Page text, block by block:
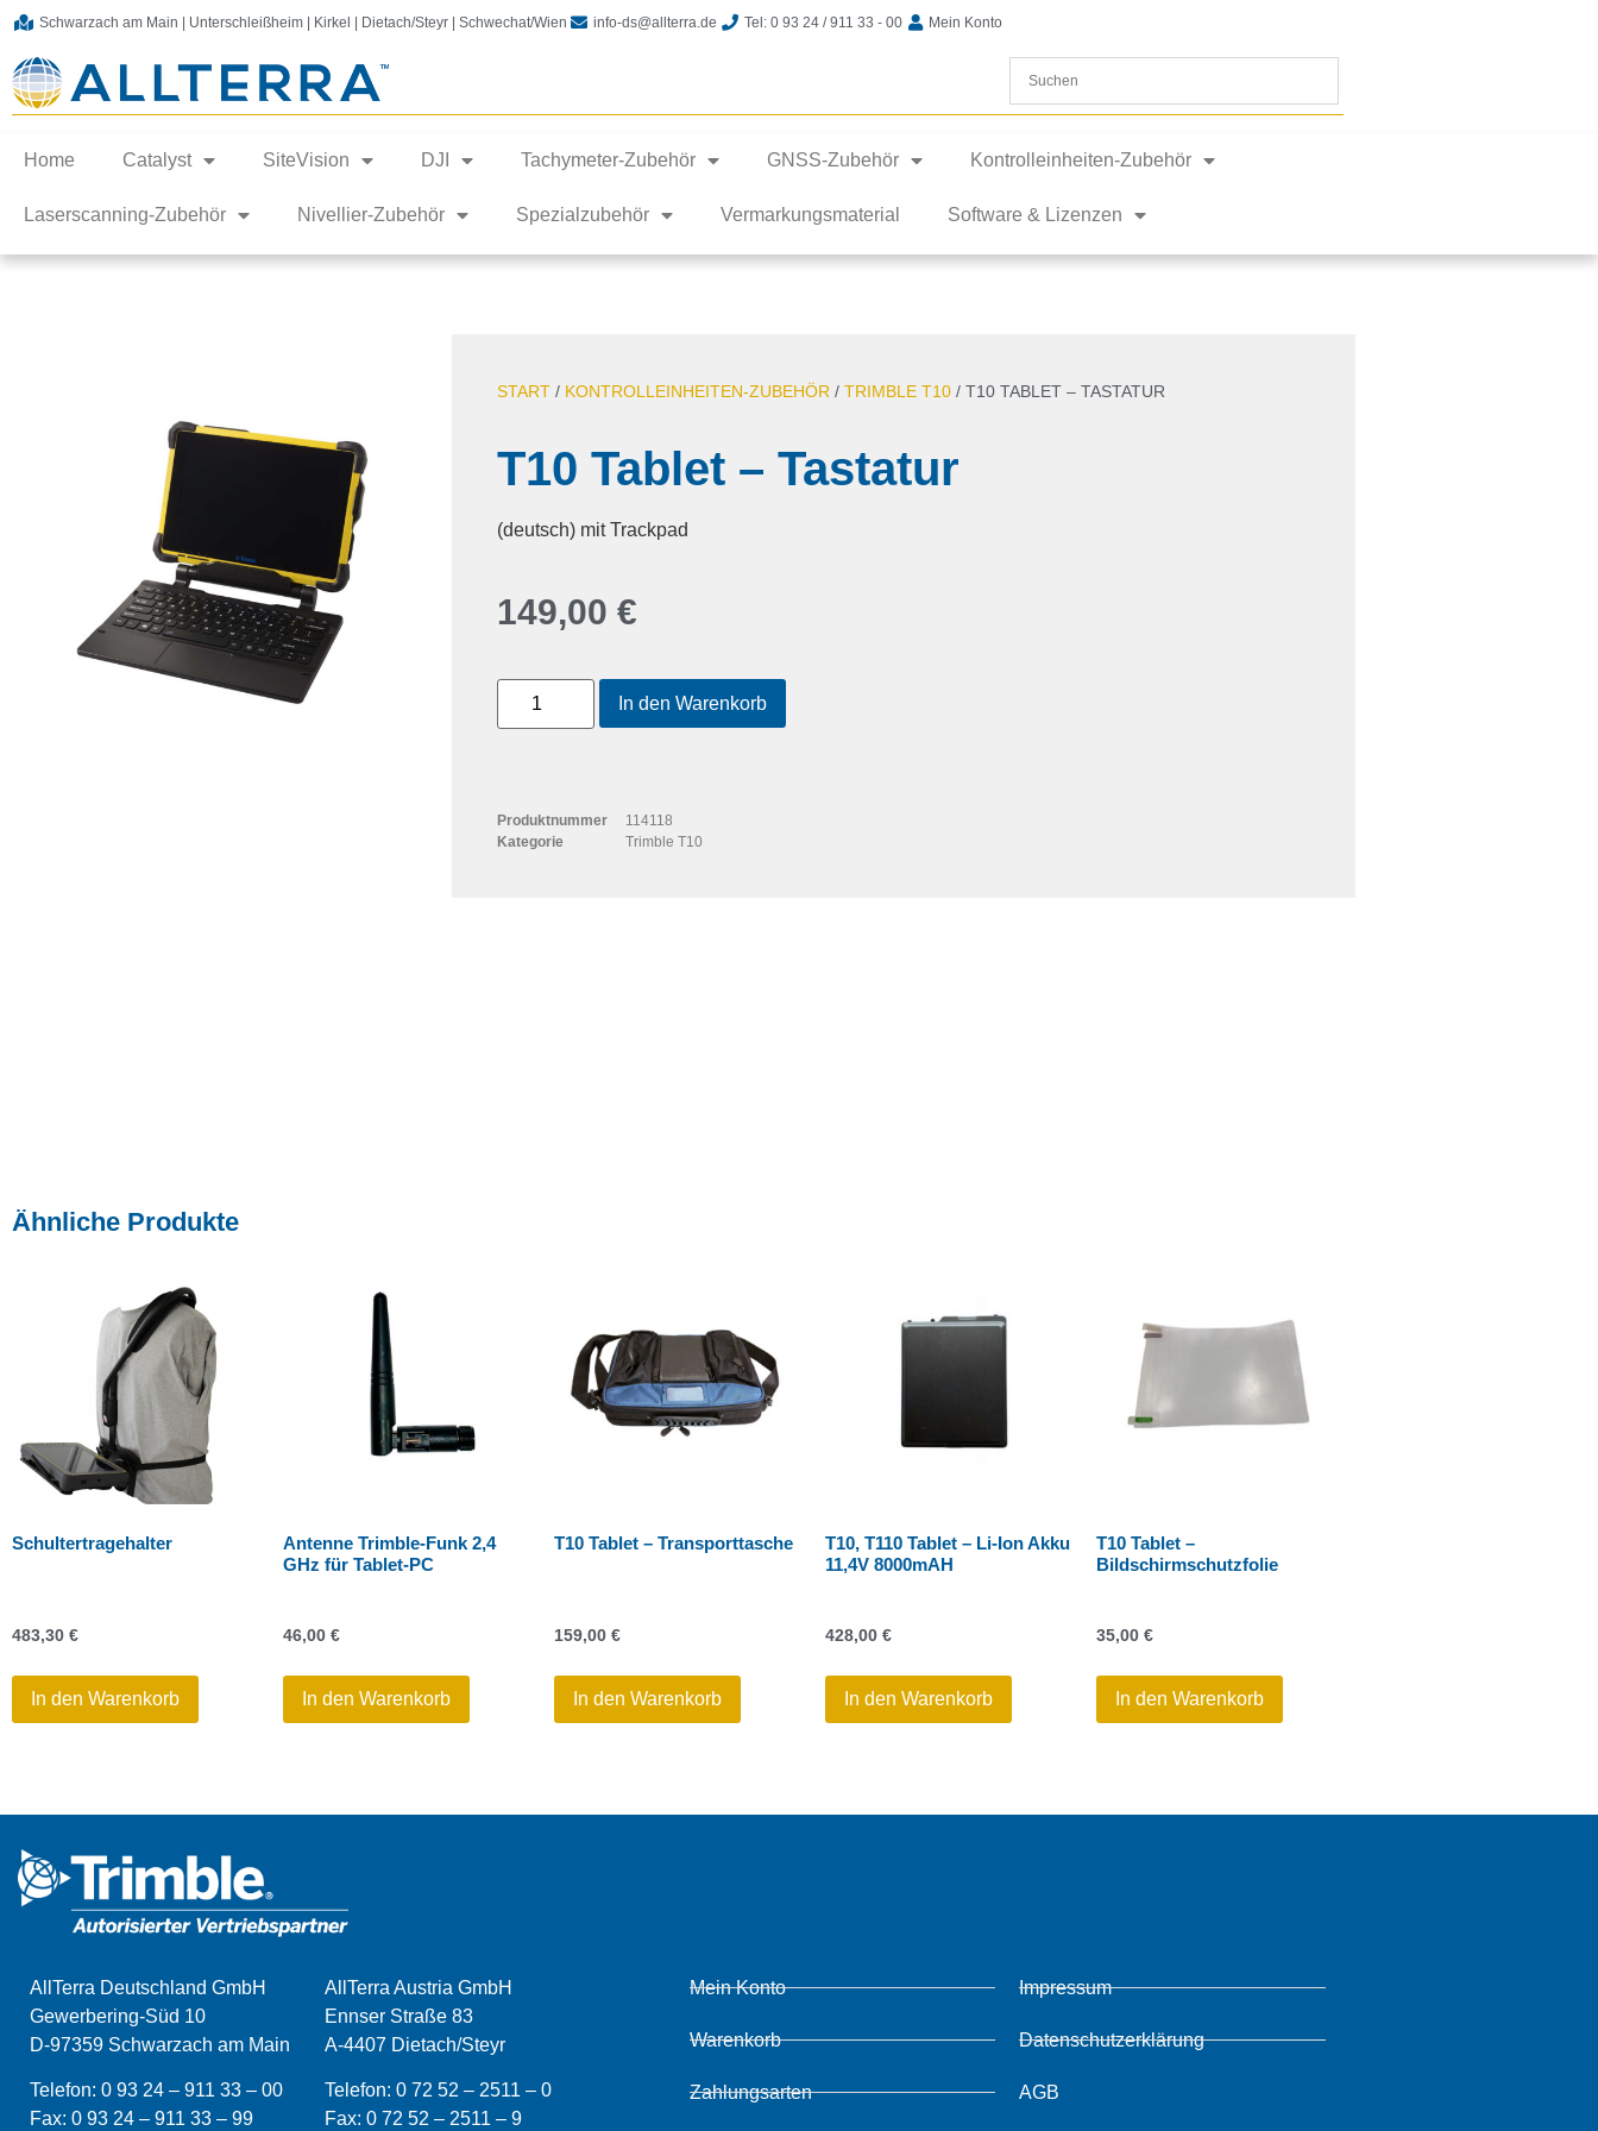
Schwarzach am Main | Unterschleißheim | Kirkel | Dietach/Steyr | Schwechat/Wien info-ds@allterra.de Tel: 0 93 24 / 911 33 - 00 Mein Konto
Home Catalyst SiteVision DJI Tachymeter-Zubehör GNSS-Zubehör Kontrolleinheiten-Zubehör
Laserscanning-Zubehör Nivellier-Zubehör Spezialzubehör Vermarkungsmaterial Software & Lizenzen
START/ KONTROLLEINHEITEN-ZUBEHÖR / TRIMBLE T10/ T10 TABLET – TASTATUR
T10 Tablet – Tastatur
(deutsch) mit Trackpad
149,00 €
In den Warenkorb
Produktnummer
114118
Kategorie
Trimble T10
Ähnliche Produkte
Schultertragehalter
483,30 €
In den Warenkorb
Antenne Trimble-Funk 2,4
GHz für Tablet-PC
46,00 €
In den Warenkorb
T10 Tablet – Transporttasche
159,00 €
In den Warenkorb
T10, T110 Tablet – Li-Ion Akku
11,4V 8000mAH
428,00 €
In den Warenkorb
T10 Tablet –
Bildschirmschutzfolie
35,00 €
In den Warenkorb
AllTerra Deutschland GmbH
Gewerbering-Süd 10
D-97359 Schwarzach am Main
Telefon: 0 93 24 – 911 33 – 00
Fax: 0 93 24 – 911 33 – 99
AllTerra Austria GmbH
Ennser Straße 83
A-4407 Dietach/Steyr
Telefon:0 72 52 – 2511 – 0
Fax:0 72 52 – 2511 – 9
Mein Konto
Warenkorb
Zahlungsarten
Impressum
Datenschutzerklärung
AGB